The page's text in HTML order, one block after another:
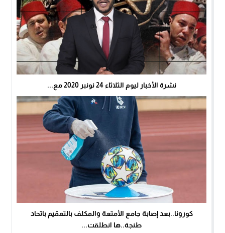
نشرة الأخبار ليوم الثلاثاء 24 نونبر 2020 مع...
كورونا..بعد إصابة جامع الأمتعة والمكلف بالتعقيم باتحاد
طنجة..ها انطلقت...